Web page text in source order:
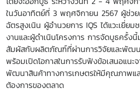
ในวันอาทิตย์ที่ 3 พฤศจิกายน 2567 ผู้ช่วย
ฉัตรสูงเนิน ผู้อำนวยการ IQS ได้แวะเยี่ย
งานและผู้ดำเนินโครงการ การจัดบูธครั้งนี้
สัมผัสกับผลิตภัณฑ์ที่ผ่านการวิจัยและพัฒ
พร้อมเปิดโอกาสในการรับฟังข้อเสนอแน
พัฒนาสินค้าทางการเกษตรให้มีคุณภาพแ
ต้องการของตลาด